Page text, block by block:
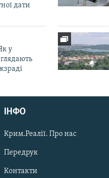
дати
у
ІНФО
Крим.Реалії. Про нас
Передрук
Контакти